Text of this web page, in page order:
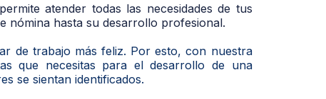
atender todas las necesidades de tus
nómina hasta su desarrollo profesional.
de trabajo más feliz. Por esto, con nuestra
que necesitas para el desarrollo de una
se sientan identificados.